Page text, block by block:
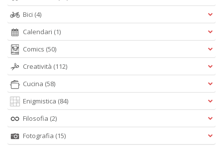
Bici (4)
Calendari (1)
Comics (50)
Creatività (112)
Cucina (58)
Enigmistica (84)
Filosofia (2)
Fotografia (15)